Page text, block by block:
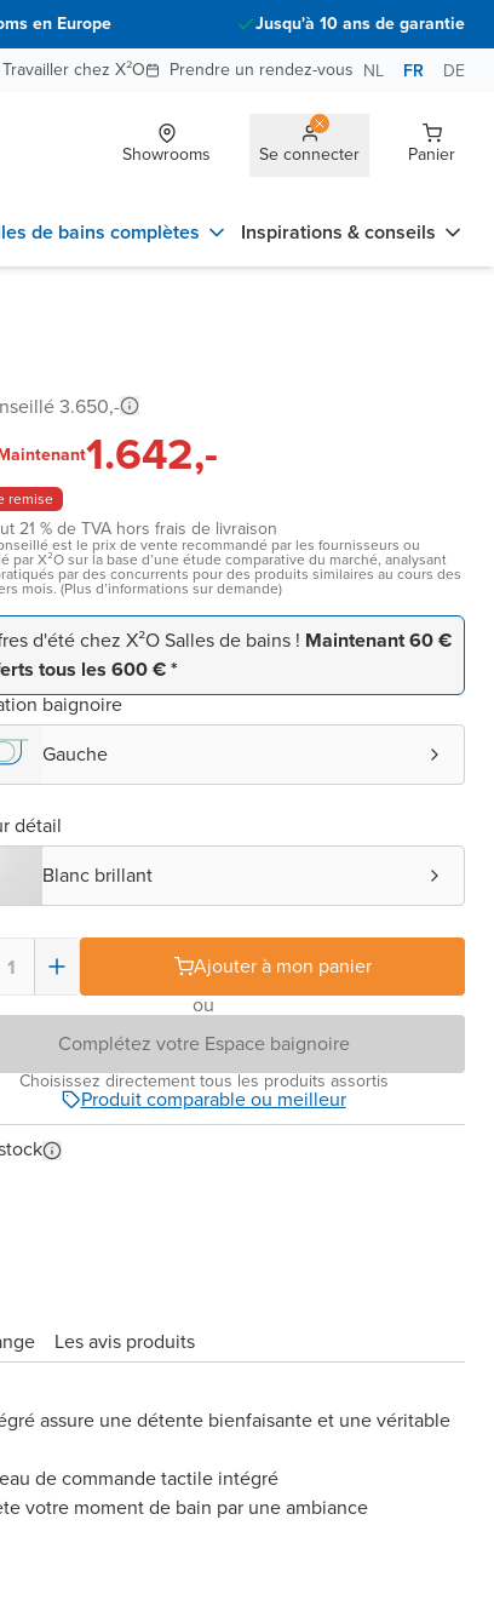
en Europe
Jusqu'à 10 ans de garantie
Travailler chez X²O Prendre un rendez-vous NL FR DE
Showrooms Se connecter Panier
de bains complètes Inspirations & conseils
3.650,-
1.642,-
remise
21 % de TVA hors frais de livraison
est le prix de vente recommandé par les fournisseurs ou
par X²O sur la base d’une étude comparative du marché, analysant
par des concurrents pour des produits similaires au cours des
mois. (Plus d’informations sur demande)
d'été chez X²O Salles de bains ! Maintenant 60 €
tous les 600 € *
baignoire
Gauche
détail
Blanc brillant
Ajouter à mon panier
ou
Complétez votre Espace baignoire
Choisissez directement tous les produits assortis
Produit comparable ou meilleur
Les avis produits
assure une détente bienfaisante et une véritable
de commande tactile intégré
votre moment de bain par une ambiance